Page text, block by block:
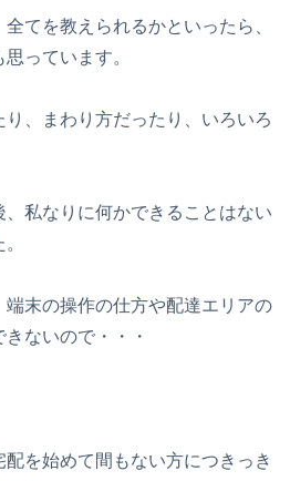
てを教えられるかといったら、
っています。
、まわり方だったり、いろいろ
私なりに何かできることはない
端末の操作の仕方や配達エリアの
ないので・・・
を始めて間もない方につきっき